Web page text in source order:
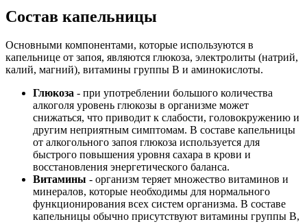
Состав капельницы
Основными компонентами, которые используются в
капельнице от запоя, являются глюкоза, электролиты (натрий,
калий, магний), витамины группы В и аминокислоты.
Глюкоза - при употреблении большого количества
алкоголя уровень глюкозы в организме может
снижаться, что приводит к слабости, головокружению и
другим неприятным симптомам. В составе капельницы
от алкогольного запоя глюкоза используется для
быстрого повышения уровня сахара в крови и
восстановления энергетического баланса.
Витамины - организм теряет множество витаминов и
минералов, которые необходимы для нормального
функционирования всех систем организма. В составе
капельницы обычно присутствуют витамины группы В,